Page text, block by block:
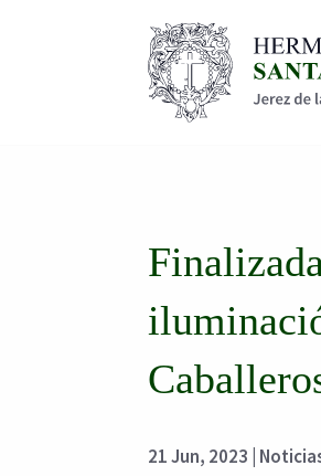
21 Jun, 2023